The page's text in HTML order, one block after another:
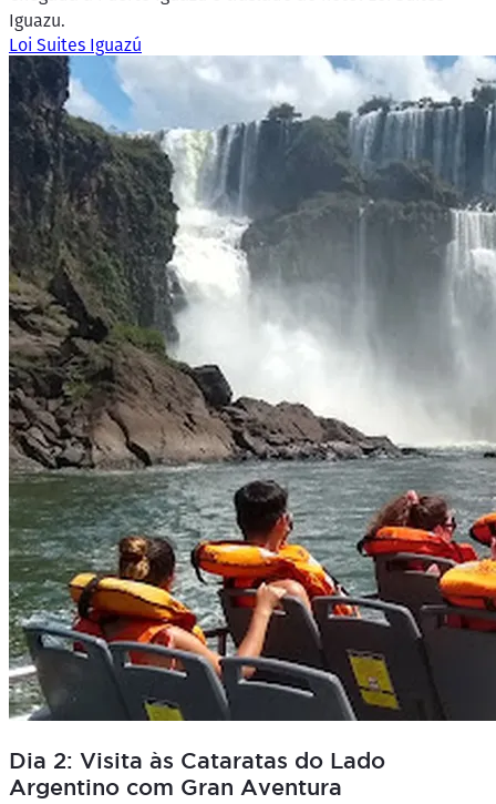
Iguazu.
Loi Suites Iguazú
Dia 2: Visita às Cataratas do Lado
Argentino com Gran Aventura